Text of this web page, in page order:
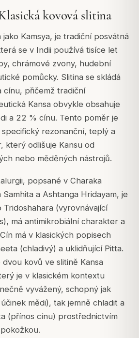
kovová slitina
jako Kamsya, je tradiční posvátná
se v Indii používá tisíce let
chrámové zvony, hudební
pomůcky. Slitina se skládá
cínu, přičemž tradiční
Kansa obvykle obsahuje
a 22 % cínu. Tento poměr je
rezonanční, teplý a
který odlišuje Kansu od
nebo měděných nástrojů.
popsané v Charaka
a Ashtanga Hridayam, je
Tridoshahara (vyrovnávající
má antimikrobiální charakter a
má v klasických popisech
(chladivý) a uklidňující Pitta.
kovů ve slitině Kansa
je v klasickém kontextu
vyvážený, schopný jak
mědi), tak jemně chladit a
(přínos cínu) prostřednictvím